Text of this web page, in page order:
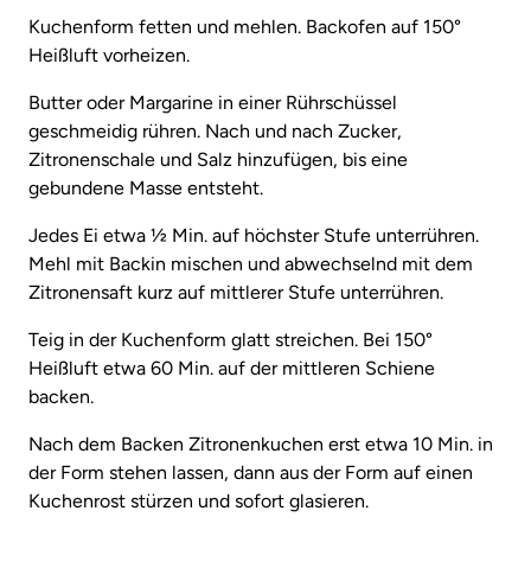
Kuchenform fetten und mehlen. Backofen auf 150°
Heißluft vorheizen.
Butter oder Margarine in einer Rührschüssel
geschmeidig rühren. Nach und nach Zucker,
Zitronenschale und Salz hinzufügen, bis eine
gebundene Masse entsteht.
Jedes Ei etwa ½ Min. auf höchster Stufe unterrühren.
Mehl mit Backin mischen und abwechselnd mit dem
Zitronensaft kurz auf mittlerer Stufe unterrühren.
Teig in der Kuchenform glatt streichen. Bei 150°
Heißluft etwa 60 Min. auf der mittleren Schiene
backen.
Nach dem Backen Zitronenkuchen erst etwa 10 Min. in
der Form stehen lassen, dann aus der Form auf einen
Kuchenrost stürzen und sofort glasieren.